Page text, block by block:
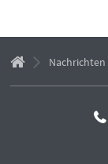
Nachrichten